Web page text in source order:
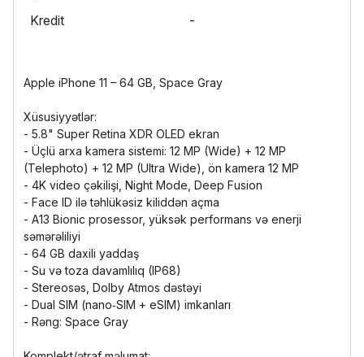
Kredit
-
Apple iPhone 11 – 64 GB, Space Gray
Xüsusiyyətlər:
- 5.8" Super Retina XDR OLED ekran
- Üçlü arxa kamera sistemi: 12 MP (Wide) + 12 MP
(Telephoto) + 12 MP (Ultra Wide), ön kamera 12 MP
- 4K video çəkilişi, Night Mode, Deep Fusion
- Face ID ilə təhlükəsiz kiliddən açma
- A13 Bionic prosessor, yüksək performans və enerji
səmərəliliyi
- 64 GB daxili yaddaş
- Su və toza davamlılıq (IP68)
- Stereosəs, Dolby Atmos dəstəyi
- Dual SIM (nano‑SIM + eSIM) imkanları
- Rəng: Space Gray